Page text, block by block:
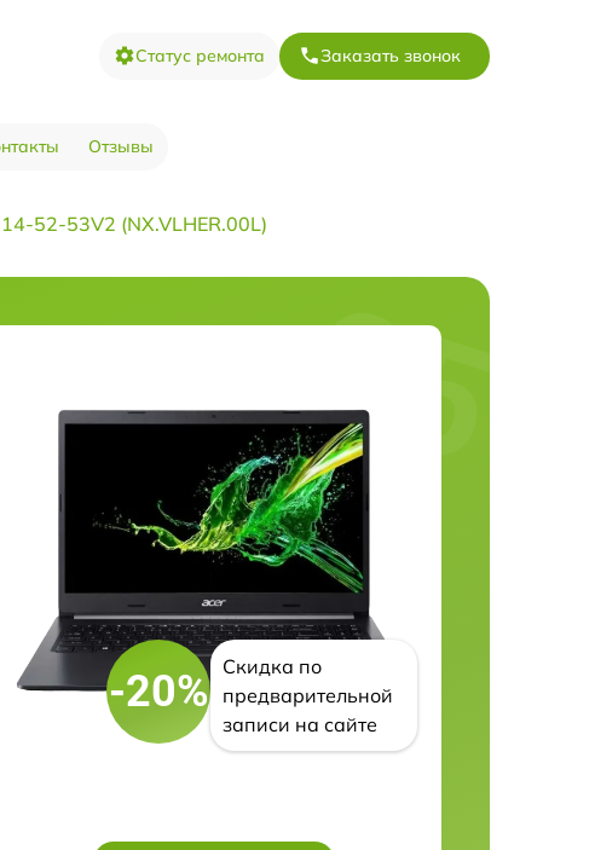
Статус ремонта Заказать звонок
Отзывы
52-53V2 (NX.VLHER.00L)
-20%
Скидка по
предварительной
записи на сайте